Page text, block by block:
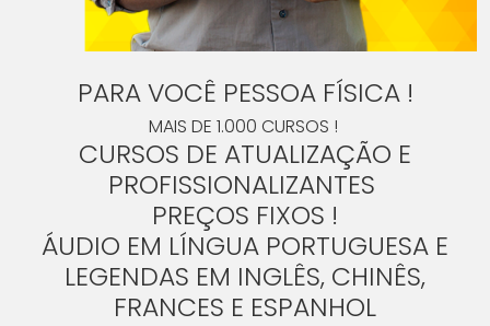
PARA VOCÊ PESSOA FÍSICA !
MAIS DE 1.000 CURSOS !
CURSOS DE ATUALIZAÇÃO E
PROFISSIONALIZANTES
PREÇOS FIXOS !
ÁUDIO EM LÍNGUA PORTUGUESA E
LEGENDAS EM INGLÊS, CHINÊS,
FRANCES E ESPANHOL